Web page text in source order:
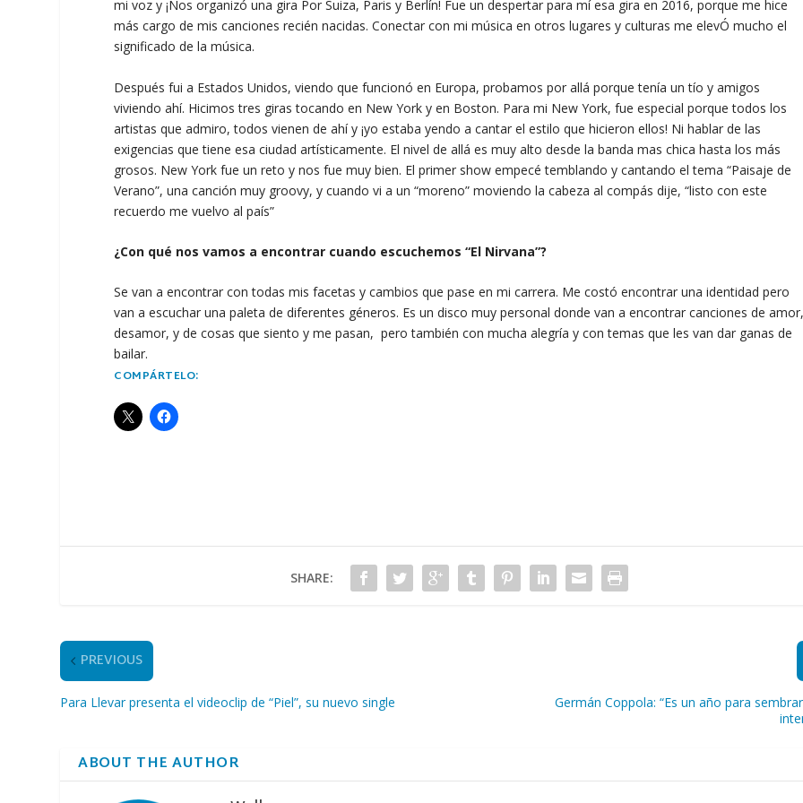
mi voz y ¡Nos organizó una gira Por Suiza, Paris y Berlín! Fue un despertar para mí esa gira en 2016, porque me hice
más cargo de mis canciones recién nacidas. Conectar con mi música en otros lugares y culturas me elevÓ mucho el
significado de la música.
Después fui a Estados Unidos, viendo que funcionó en Europa, probamos por allá porque tenía un tío y amigos
viviendo ahí. Hicimos tres giras tocando en New York y en Boston. Para mi New York, fue especial porque todos los
artistas que admiro, todos vienen de ahí y ¡yo estaba yendo a cantar el estilo que hicieron ellos! Ni hablar de las
exigencias que tiene esa ciudad artísticamente. El nivel de allá es muy alto desde la banda mas chica hasta los más
grosos. New York fue un reto y nos fue muy bien. El primer show empecé temblando y cantando el tema “Paisaje de
Verano”, una canción muy groovy, y cuando vi a un “moreno” moviendo la cabeza al compás dije, “listo con este
recuerdo me vuelvo al país”
¿Con qué nos vamos a encontrar cuando escuchemos “El Nirvana”?
Se van a encontrar con todas mis facetas y cambios que pase en mi carrera. Me costó encontrar una identidad pero
van a escuchar una paleta de diferentes géneros. Es un disco muy personal donde van a encontrar canciones de
desamor, y de cosas que siento y me pasan, pero también con mucha alegría y con temas que les van dar ganas de
bailar.
COMPÁRTELO:
SHARE:
PREVIOUS
Para Llevar presenta el videoclip de “Piel”, su nuevo single
Germán Coppola: “Es un año para
ABOUT THE AUTHOR